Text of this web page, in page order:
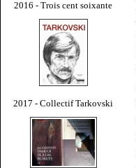
2016 - Trois cent soixante
2017 - Collectif Tarkovski